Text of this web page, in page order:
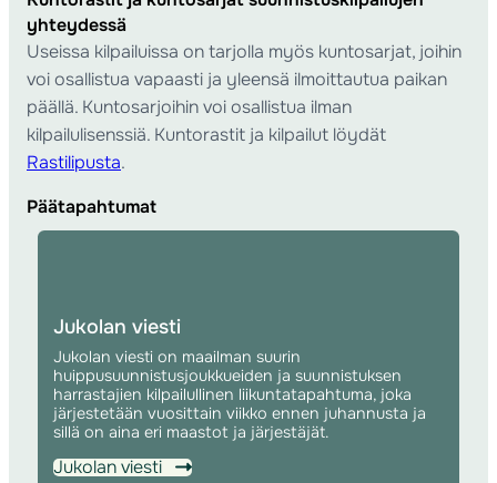
yhteydessä
Useissa kilpailuissa on tarjolla myös kuntosarjat, joihin
voi osallistua vapaasti ja yleensä ilmoittautua paikan
päällä. Kuntosarjoihin voi osallistua ilman
kilpailulisenssiä. Kuntorastit ja kilpailut löydät
Rastilipusta.
Päätapahtumat
Jukolan viesti
Jukolan viesti on maailman suurin
huippusuunnistusjoukkueiden ja suunnistuksen
harrastajien kilpailullinen liikuntatapahtuma, joka
järjestetään vuosittain viikko ennen juhannusta ja
sillä on aina eri maastot ja järjestäjät.
Jukolan viesti